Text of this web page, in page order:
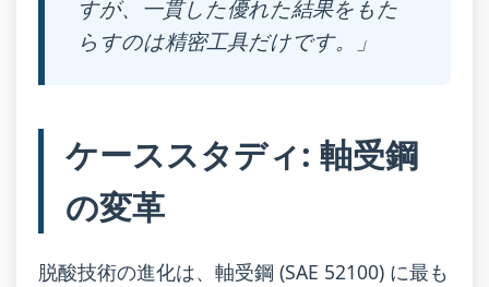
すが、一貫した優れた結果をもた
らすのは精密工具だけです。」
ケーススタディ: 軸受鋼
の変革
脱酸技術の進化は、軸受鋼 (SAE 52100) に最も